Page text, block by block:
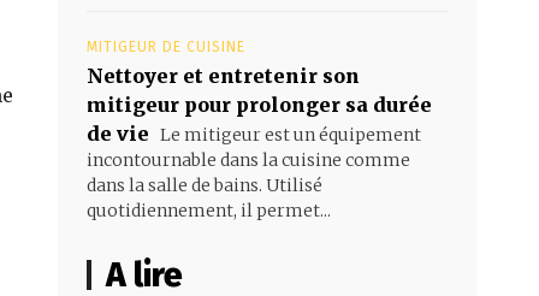
MITIGEUR DE CUISINE
Nettoyer et entretenir son
mitigeur pour prolonger sa durée
de vie Le mitigeur est un équipement
incontournable dans la cuisine comme
dans la salle de bains. Utilisé
quotidiennement, il permet...
A lire